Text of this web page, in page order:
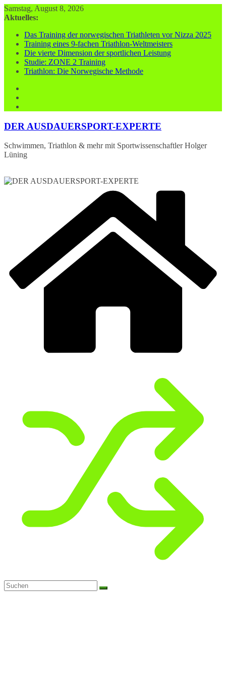
Zum
Inhalt
Samstag, August 8, 2026
Aktuelles:
Das Training der norwegischen Triathleten vor Nizza 2025
Training eines 9-fachen Triathlon-Weltmeisters
Die vierte Dimension der sportlichen Leistung
Studie: ZONE 2 Training
Triathlon: Die Norwegische Methode
DER AUSDAUERSPORT-EXPERTE
Schwimmen, Triathlon & mehr mit Sportwissenschaftler Holger
Lüning